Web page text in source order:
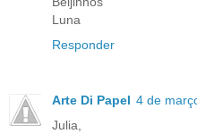
Luna
Responder
Arte Di Papel 4 de
Julia,